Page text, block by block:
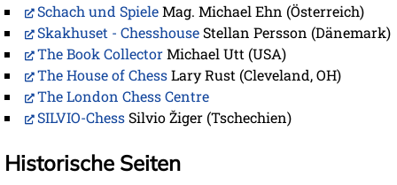
Schach und SpieleMag. Michael Ehn (Österreich)
Skakhuset - ChesshouseStellan Persson (Dänemark)
The Book CollectorMichael Utt (USA)
The House of ChessLary Rust (Cleveland, OH)
The London Chess Centre
SILVIO-ChessSilvio Žiger (Tschechien)
Historische Seiten